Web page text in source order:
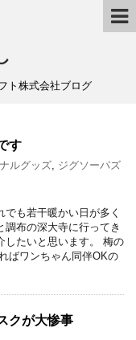
ト株式会社ブログ
す
ルグッズ, ジグソーパズ
も若干暖かい日が多く
調布の深大寺に行ってき
したいと思います。 梅の
ばワンちゃん同伴OKの
クが大惨事